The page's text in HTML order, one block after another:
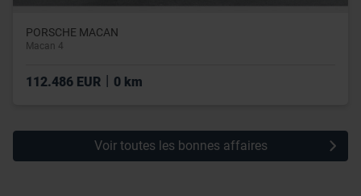
PORSCHE MACAN
Macan 4
112.486 EUR 0 km
Voir toutes les bonnes affaires